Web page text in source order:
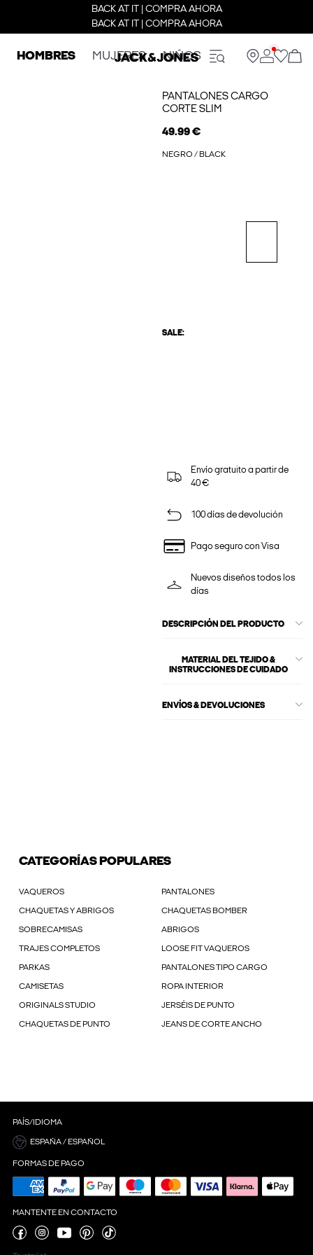
BACK AT IT | COMPRA AHORA
BACK AT IT | COMPRA AHORA
HOMBRES MUJERES NIÑOS
PANTALONES CARGO
CORTE SLIM
49.99 €
NEGRO / BLACK
SALE:
Envío gratuito a partir de
40 €
100 días de devolución
Pago seguro con Visa
Nuevos diseños todos los
días
DESCRIPCIÓN DEL PRODUCTO
MATERIAL DEL TEJIDO &
INSTRUCCIONES DE CUIDADO
ENVÍOS & DEVOLUCIONES
CATEGORÍAS POPULARES
VAQUEROS PANTALONES
CHAQUETAS Y ABRIGOS CHAQUETAS BOMBER
SOBRECAMISAS ABRIGOS
TRAJES COMPLETOS LOOSE FIT VAQUEROS
PARKAS PANTALONES TIPO CARGO
CAMISETAS ROPA INTERIOR
ORIGINALS STUDIO JERSÉIS DE PUNTO
CHAQUETAS DE PUNTO JEANS DE CORTE ANCHO
PAÍS/IDIOMA
ESPAÑA / ESPAÑOL
FORMAS DE PAGO
MANTENTE EN CONTACTO